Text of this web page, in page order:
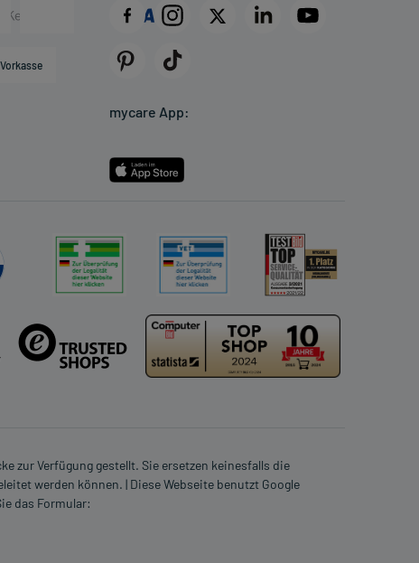
Vorkasse
mycare App:
zur Verfügung gestellt. Sie ersetzen keinesfalls die
werden können. | Diese Webseite benutzt Google
das Formular: